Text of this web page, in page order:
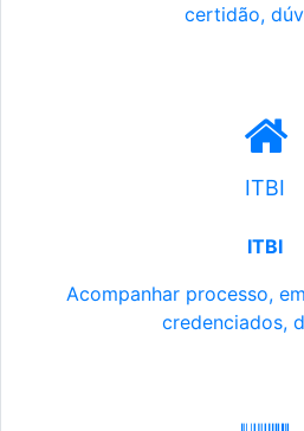
certidão,
ITBI
ITBI
Acompanhar processo,
credenciados,